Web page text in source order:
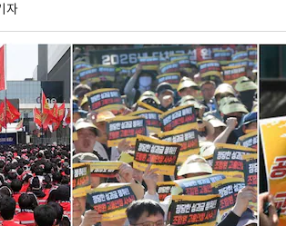
자